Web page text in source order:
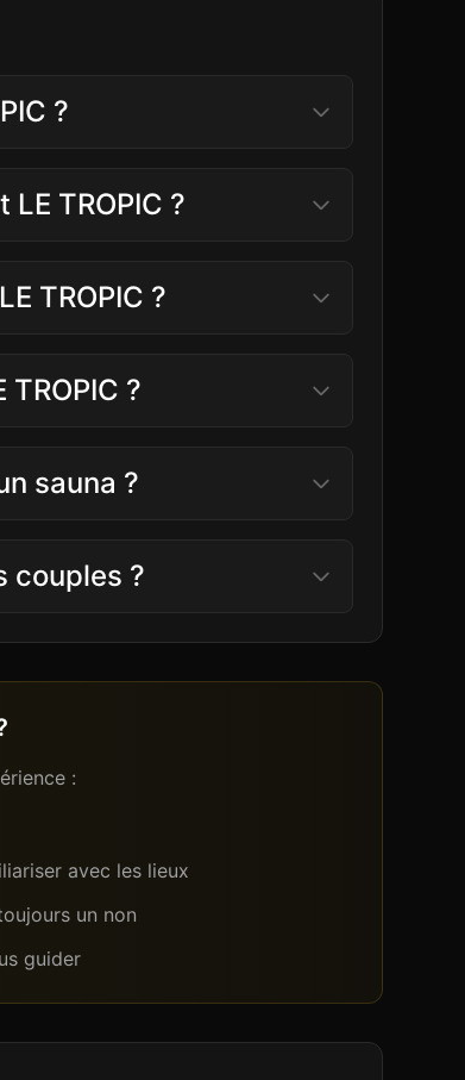
?
TROPIC ?
TROPIC ?
?
sauna ?
couples ?
:
avec les lieux
un non
guider